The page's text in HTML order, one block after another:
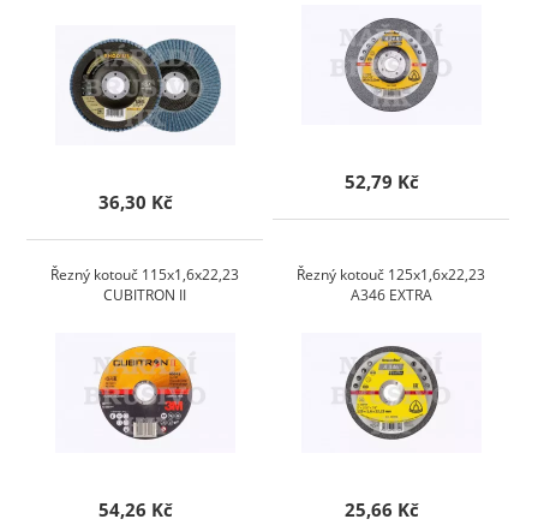
36,30 Kč
52,79 Kč
Řezný kotouč 115x1,6x22,23
CUBITRON II
54,26 Kč
Řezný kotouč 125x1,6x22,23
A346 EXTRA
25,66 Kč